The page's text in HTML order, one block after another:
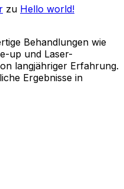
zu Hello world!
Behandlungen wie
up und Laser-
langjähriger Erfahrung.
Ergebnisse in